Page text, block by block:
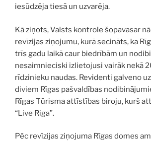
iesūdzēja tiesā un uzvarēja.
Kā ziņots, Valsts kontrole šopavasar
revīzijas ziņojumu, kurā secināts, ka
trīs gadu laikā caur biedrībām un
nesaimnieciski izlietojusi vairāk nekā
rīdzinieku naudas. Revidenti galveno
diviem Rīgas pašvaldības
Rīgas Tūrisma attīstības biroju, kurš
“Live Riga”.
Pēc revīzijas ziņojuma Rīgas domes